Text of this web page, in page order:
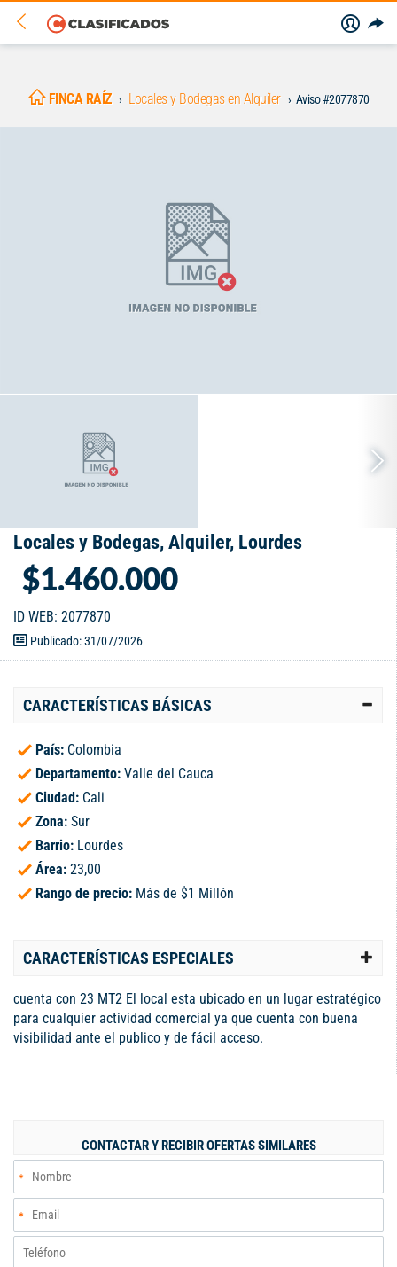
FINCA RAÍZ Locales y Bodegas en Alquiler Aviso #2077870
Locales y Bodegas, Alquiler, Lourdes
$1.460.000
ID WEB: 2077870
Publicado: 31/07/2026
CARACTERÍSTICAS BÁSICAS
País: Colombia
Departamento: Valle del Cauca
Ciudad: Cali
Zona: Sur
Barrio: Lourdes
Área: 23,00
Rango de precio: Más de $1 Millón
CARACTERÍSTICAS ESPECIALES
cuenta con 23 MT2 El local esta ubicado en un lugar estratégico
para cualquier actividad comercial ya que cuenta con buena
visibilidad ante el publico y de fácil acceso.
CONTACTAR Y RECIBIR OFERTAS SIMILARES